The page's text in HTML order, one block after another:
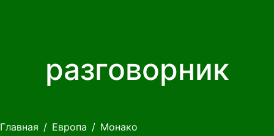
разговорник
Главная Европа
Монако